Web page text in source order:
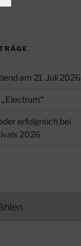
am 21. Juli 2026
erfolgreich bei
2026